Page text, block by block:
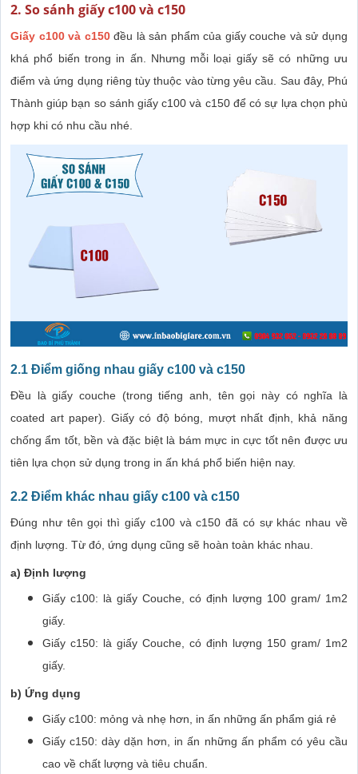
2. So sánh giấy c100 và c150
Giấy c100 và c150đều là sản phẩm của giấy couche và sử dụng
khá phổ biến trong in ấn. Nhưng mỗi loại giấy sẽ có những ưu
điểm và ứng dụng riêng tùy thuộc vào từng yêu cầu. Sau đây, Phú
Thành giúp bạn so sánh giấy c100 và c150 để có sự lựa chọn phù
hợp khi có nhu cầu nhé.
2.1 Điểm giống nhau giấy c100 và c150
Đều là giấy couche (trong tiếng anh, tên gọi này có nghĩa là
coated art paper). Giấy có độ bóng, mượt nhất định, khả năng
chống ẩm tốt, bền và đặc biệt là bám mực in cực tốt nên được ưu
tiên lựa chọn sử dụng trong in ấn khá phổ biến hiện nay.
2.2 Điểm khác nhau giấy c100 và c150
Đúng như tên gọi thì giấy c100 và c150 đã có sự khác nhau về
định lượng. Từ đó, ứng dụng cũng sẽ hoàn toàn khác nhau.
a) Định lượng
Giấy c100: là giấy Couche, có định lượng 100 gram/ 1m2
giấy.
Giấy c150: là giấy Couche, có định lượng 150 gram/ 1m2
giấy.
b) Ứng dụng
Giấy c100: mỏng và nhẹ hơn, in ấn những ấn phẩm giá rẻ
Giấy c150: dày dặn hơn, in ấn những ấn phẩm có yêu cầu
cao về chất lượng và tiêu chuẩn.